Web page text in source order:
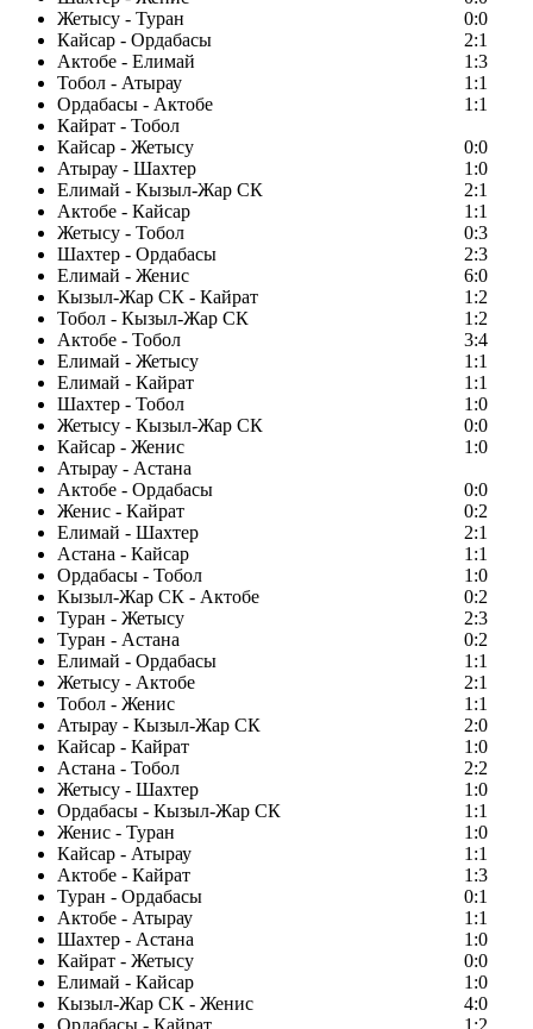
Жетысу - Туран
0:0
Кайсар - Ордабасы
2:1
Актобе - Елимай
1:3
Тобол - Атырау
1:1
Ордабасы - Актобе
1:1
Кайрат - Тобол
Кайсар - Жетысу
0:0
Атырау - Шахтер
1:0
Елимай - Кызыл-Жар СК
2:1
Актобе - Кайсар
1:1
Жетысу - Тобол
0:3
Шахтер - Ордабасы
2:3
Елимай - Женис
6:0
Кызыл-Жар СК - Кайрат
1:2
Тобол - Кызыл-Жар СК
1:2
Актобе - Тобол
3:4
Елимай - Жетысу
1:1
Елимай - Кайрат
1:1
Шахтер - Тобол
1:0
Жетысу - Кызыл-Жар СК
0:0
Кайсар - Женис
1:0
Атырау - Астана
Актобе - Ордабасы
0:0
Женис - Кайрат
0:2
Елимай - Шахтер
2:1
Астана - Кайсар
1:1
Ордабасы - Тобол
1:0
Кызыл-Жар СК - Актобе
0:2
Туран - Жетысу
2:3
Туран - Астана
0:2
Елимай - Ордабасы
1:1
Жетысу - Актобе
2:1
Тобол - Женис
1:1
Атырау - Кызыл-Жар СК
2:0
Кайсар - Кайрат
1:0
Астана - Тобол
2:2
Жетысу - Шахтер
1:0
Ордабасы - Кызыл-Жар СК
1:1
Женис - Туран
1:0
Кайсар - Атырау
1:1
Актобе - Кайрат
1:3
Туран - Ордабасы
0:1
Актобе - Атырау
1:1
Шахтер - Астана
1:0
Кайрат - Жетысу
0:0
Елимай - Кайсар
1:0
Кызыл-Жар СК - Женис
4:0